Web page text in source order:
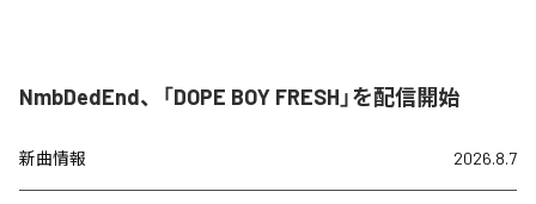
NmbDedEnd、「DOPE BOY FRESH」を配信開始
新曲情報 2026.8.7